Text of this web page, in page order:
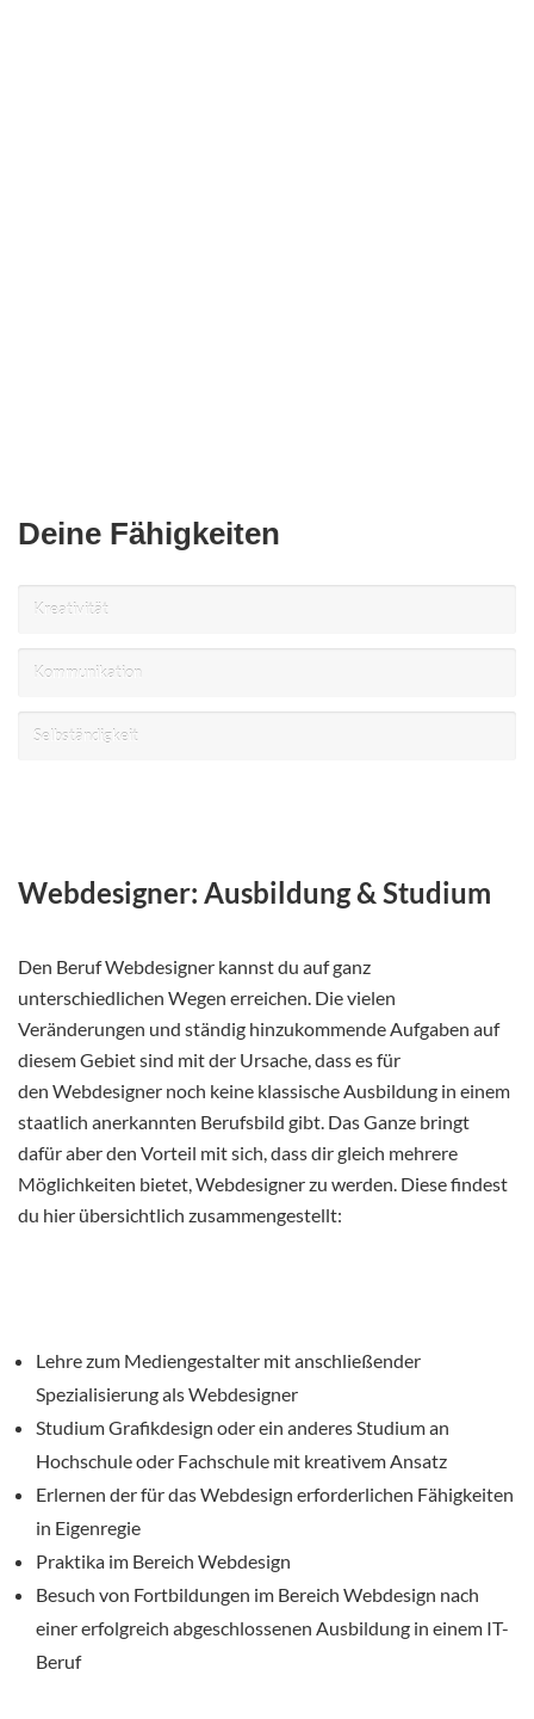
Deine Fähigkeiten
Kreativität
Kommunikation
Selbständigkeit
Webdesigner: Ausbildung & Studium
Den Beruf Webdesigner kannst du auf ganz
unterschiedlichen Wegen erreichen. Die vielen
Veränderungen und ständig hinzukommende Aufgaben auf
diesem Gebiet sind mit der Ursache, dass es für
den Webdesigner noch keine klassische Ausbildung in einem
staatlich anerkannten Berufsbild gibt. Das Ganze bringt
dafür aber den Vorteil mit sich, dass dir gleich mehrere
Möglichkeiten bietet, Webdesigner zu werden. Diese findest
du hier übersichtlich zusammengestellt:
Lehre zum Mediengestalter mit anschließender
Spezialisierung als Webdesigner
Studium Grafikdesign oder ein anderes Studium an
Hochschule oder Fachschule mit kreativem Ansatz
Erlernen der für das Webdesign erforderlichen Fähigkeiten
in Eigenregie
Praktika im Bereich Webdesign
Besuch von Fortbildungen im Bereich Webdesign nach
einer erfolgreich abgeschlossenen Ausbildung in einem IT-
Beruf